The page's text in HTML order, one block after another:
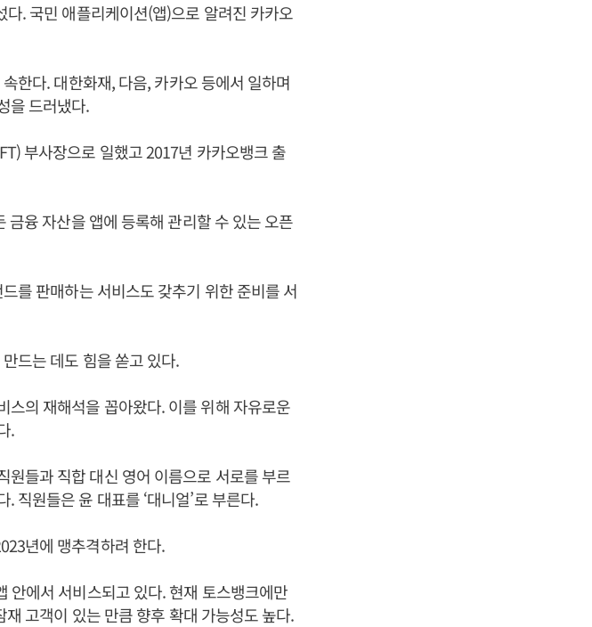
. 국민 애플리케이션(앱)으로 알려진 카카오
한다. 대한화재, 다음, 카카오 등에서 일하며
을 드러냈다.
부사장으로 일했고 2017년 카카오뱅크 출
융 자산을 앱에 등록해 관리할 수 있는 오픈
를 판매하는 서비스도 갖추기 위한 준비를 서
드는 데도 힘을 쏟고 있다.
의 재해석을 꼽아왔다. 이를 위해 자유로운
.
들과 직합 대신 영어 이름으로 서로를 부르
직원들은 윤 대표를 ‘대니얼’로 부른다.
년에 맹추격하려 한다.
안에서 서비스되고 있다. 현재 토스뱅크에만
고객이 있는 만큼 향후 확대 가능성도 높다.